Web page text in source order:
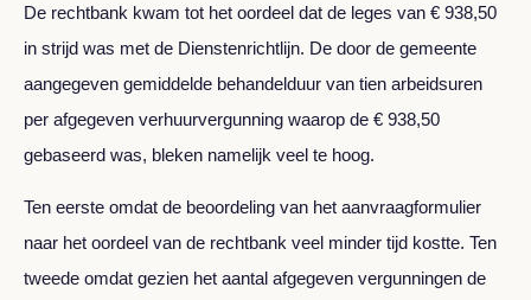
De rechtbank kwam tot het oordeel dat de leges van € 938,50
in strijd was met de Dienstenrichtlijn. De door de gemeente
aangegeven gemiddelde behandelduur van tien arbeidsuren
per afgegeven verhuurvergunning waarop de € 938,50
gebaseerd was, bleken namelijk veel te hoog.
Ten eerste omdat de beoordeling van het aanvraagformulier
naar het oordeel van de rechtbank veel minder tijd kostte. Ten
tweede omdat gezien het aantal afgegeven vergunningen de